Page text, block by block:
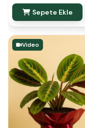
Sepete Ekle
Video